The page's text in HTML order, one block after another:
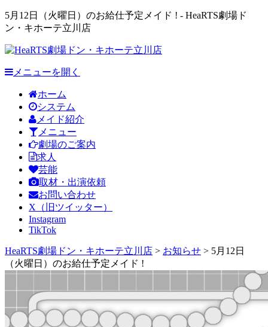
5月12日（火曜日）のお給仕予定メイド ! - HeaRTS劇場ド
ン・キホーテ立川店
メニューを開く
ホーム
システム
メイド紹介
メニュー
劇場のご案内
求人
芸能
取材・出演依頼
お問い合わせ
X（旧ツイッター）
Instagram
TikTok
HeaRTS劇場ドン・キホーテ立川店 > お知らせ > 5月12日
（火曜日）のお給仕予定メイド !